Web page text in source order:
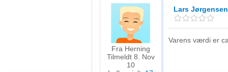
Fra Herning
Tilmeldt 8. Nov
10
Lars Jørgensen
Varens værdi er